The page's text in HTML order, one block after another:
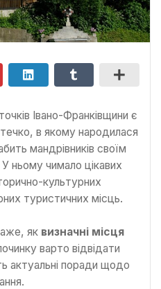
Івано-Франківщини є
в якому народилася
мандрівників своїм
ньому чимало цікавих
культурних
туристичних місць.
як визначні місця
варто відвідати
актуальні поради щодо